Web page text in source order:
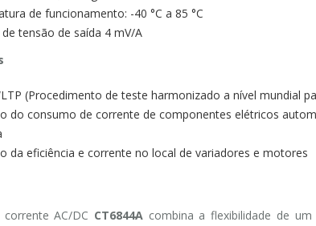
de funcionamento: -40 °C a 85 °C
de tensão de saída 4 mV/A
(Procedimento de teste harmonizado a nível mundial
do consumo de corrente de componentes elétricos
da eficiência e corrente no local de variadores e motores
AC/DC CT6844A combina a flexibilidade de